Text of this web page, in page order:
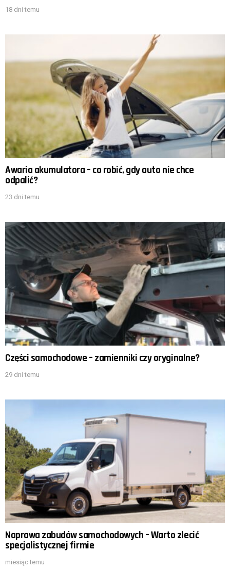
18 dni temu
Awaria akumulatora – co robić, gdy auto nie chce
odpalić?
23 dni temu
Części samochodowe – zamienniki czy oryginalne?
29 dni temu
Naprawa zabudów samochodowych – Warto zlecić
specjalistycznej firmie
miesiąc temu